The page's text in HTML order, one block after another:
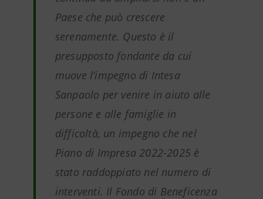
Paese che può crescere
serenamente. Questo è il
presupposto fondante da cui
muove l’impegno di Intesa
Sanpaolo per venire in aiuto alle
persone e alle famiglie in
difficoltà, un impegno che nel
Piano di Impresa 2022-2025 è
stato raddoppiato nel numero di
interventi. Il Fondo di Beneficenza